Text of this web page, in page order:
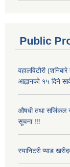
Public
वहालविटौरी
आह्वानको १५ दिने
औषधी तथा सर्जिकल
सूचना !!!
स्यानिटरी प्याड